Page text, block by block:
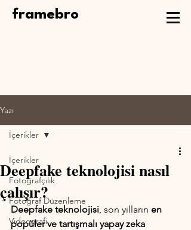
framebro
Yazı
İçerikler
Fotoğrafçılık
Fotoğraf Düzenleme
Videografi
İçerikler
Deepfake teknolojisi nasıl
çalışır?
Deepfake teknolojisi, son yılların en
popüler ve tartışmalı yapay zeka